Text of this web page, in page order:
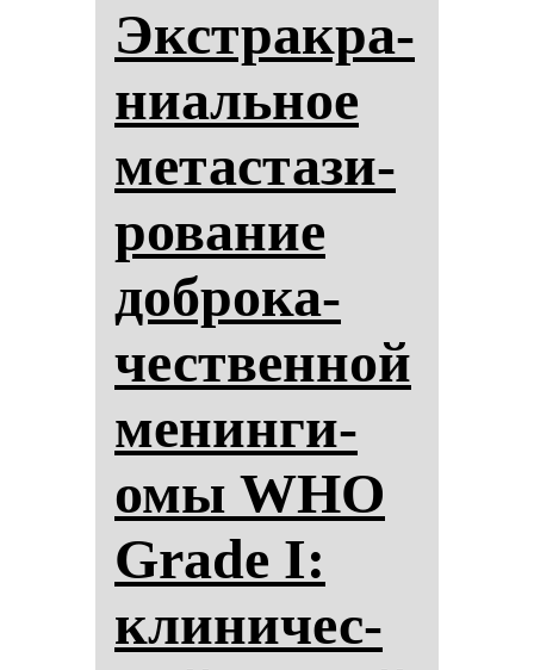
Экстрак­ра­
ни­аль­ное
ме­тас­та­зи­
ро­ва­ние
доб­ро­ка­
чес­твен­ной
ме­нин­ги­
омы WHO
Grade I:
кли­ни­чес­